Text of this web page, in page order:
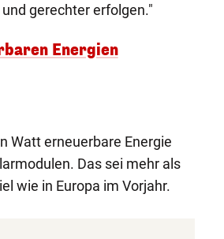
gerechter erfolgen."
Energien
Watt erneuerbare Energie
Das sei mehr als
wie in Europa im Vorjahr.